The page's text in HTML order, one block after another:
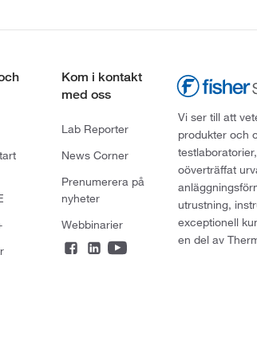
Kom i kontakt
med oss
Lab Reporter
News Corner
Prenumerera på
nyheter
Webbinarier
Vi ser till att
produkter och
oöverträffat
utrustning,
exceptionell
en del av